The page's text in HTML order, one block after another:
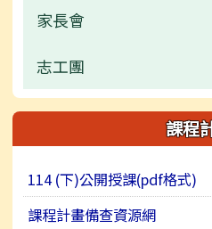
捐贈明細
行事曆
活動相簿
榮譽榜
行事曆
常用連結
校園公告
業務職掌
校園公告
常用連結
活動相簿
榮譽榜
家長會
公開資訊
志工團
公開資訊
課程
114 (下)公開授課(pdf格式)
課程計畫備查資源網